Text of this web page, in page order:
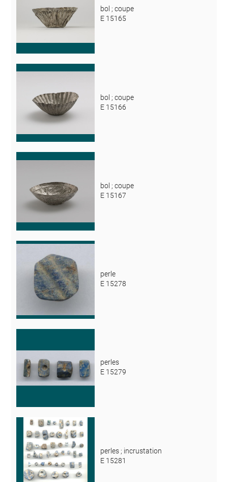
bol ; coupe
E 15165
bol ; coupe
E 15166
bol ; coupe
E 15167
perle
E 15278
perles
E 15279
perles ; incrustation
E 15281